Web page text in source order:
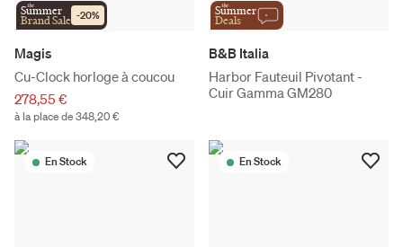
the
Summer
Brand Sale -20%
Magis
Cu-Clock horloge à coucou
278,55 €
à la place de 348,20 €
the
Summer
Deals
B&B Italia
Harbor Fauteuil Pivotant -
Cuir Gamma GM280
En Stock En Stock